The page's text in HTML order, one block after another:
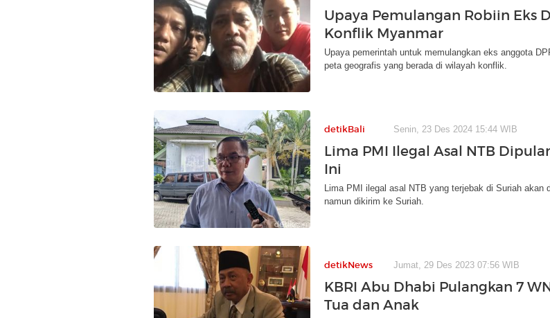
Upaya Pemulangan Robiin Eks
Konflik Myanmar
Upaya pemerintah untuk memulangkan eks anggota
peta geografis yang berada di wilayah konflik.
detikBali Senin, 23 Des 2024 15:44 WIB
Lima PMI Ilegal Asal NTB
Ini
Lima PMI ilegal asal NTB yang terjebak di Suriah
namun dikirim ke Suriah.
detikNews Jumat, 29 Des 2023 07:56 WIB
KBRI Abu Dhabi Pulangkan 7
Tua dan Anak